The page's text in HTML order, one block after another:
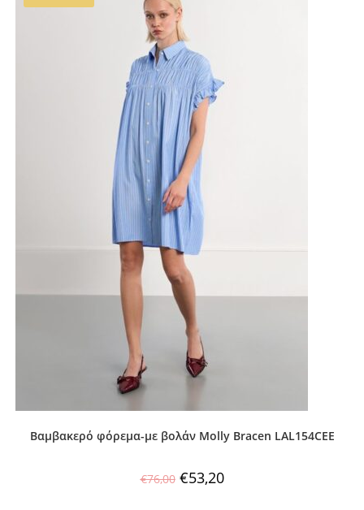
Βαμβακερό φόρεμα-με βολάν Molly Bracen LAL154CEE
€76,00 €53,20